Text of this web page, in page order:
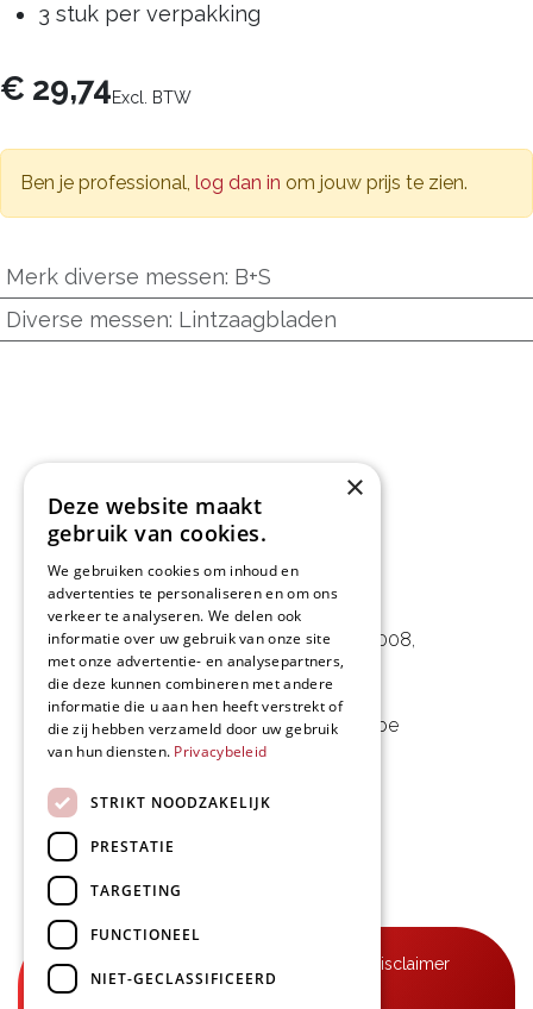
3 stuk per verpakking
€ 29,74Excl. BTW
Ben je professional, log dan in om jouw prijs te zien.
Merk diverse messen: B+S
Diverse messen: Lintzaagbladen
L&D Foodpartner BV
Noorwegenstraat 29D, Haven 8008,
9940 Evergem, BE
09 253 49 57- mail@delmo.be
BE 0768.656.308
Volg ons
Disclaimer
×
Deze website maakt
gebruik van cookies.
We gebruiken cookies om inhoud en
advertenties te personaliseren en om ons
verkeer te analyseren. We delen ook
informatie over uw gebruik van onze site
met onze advertentie- en analysepartners,
die deze kunnen combineren met andere
informatie die u aan hen heeft verstrekt of
die zij hebben verzameld door uw gebruik
van hun diensten. Privacybeleid
STRIKT NOODZAKELIJK
PRESTATIE
TARGETING
FUNCTIONEEL
NIET-GECLASSIFICEERD